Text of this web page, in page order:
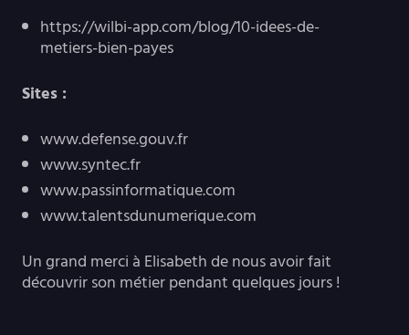
https://wilbi-app.com/blog/10-idees-de-
metiers-bien-payes
Sites :
www.defense.gouv.fr
www.syntec.fr
www.passinformatique.com
www.talentsdunumerique.com
Un grand merci à Elisabeth de nous avoir fait
découvrir son métier pendant quelques jours !